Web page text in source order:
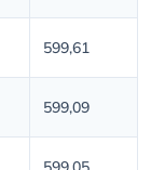
599,61
599,09